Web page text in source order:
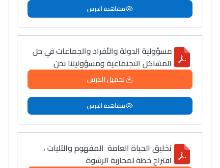
مشاهدة الدرس
مسؤولية الدولة والأفراد والجماعات في حل
المشاكل الاجتماعية ومسؤوليتنا نحن
تحميل الدرس
مشاهدة الدرس
تخليق الحياة العامة المفهوم والآليات ،
اقتراح خطة لمحاربة الرشوة